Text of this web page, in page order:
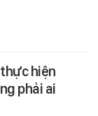
hiện
phải ai